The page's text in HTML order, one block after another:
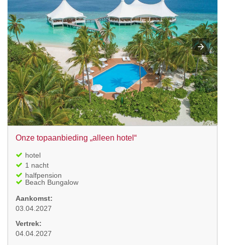
Onze topaanbieding „alleen hotel“
hotel
1 nacht
halfpension
Beach Bungalow
Aankomst:
03.04.2027
Vertrek:
04.04.2027